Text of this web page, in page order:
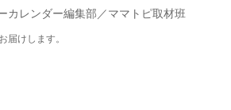
カレンダー編集部／ママトピ取材班
届けします。